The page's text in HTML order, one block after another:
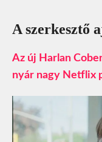
A szerkesztő
Az új Harlan
nyár nagy Netflix